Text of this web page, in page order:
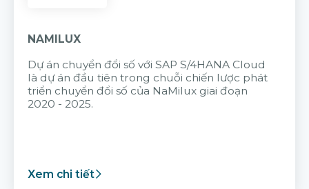
NAMILUX
Dự án chuyển đổi số với SAP S/4HANA Cloud
là dự án đầu tiên trong chuỗi chiến lược phát
triển chuyển đổi số của NaMilux giai đoạn
2020 - 2025.
Xem chi tiết